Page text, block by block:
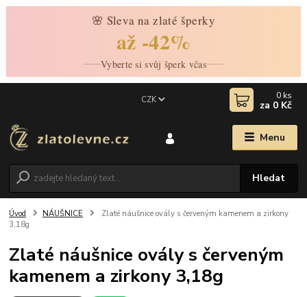
🌸 Sleva na zlaté šperky
až -42%
Vyberte si svůj šperk včas
Menu
CZK
Hledat
0 ks
za 0 Kč
Úvod NÁUŠNICE
Zlaté náušnice ovály s červeným kamenem a zirkony
3,18g
Zlaté náušnice ovály s červeným
kamenem a zirkony 3,18g